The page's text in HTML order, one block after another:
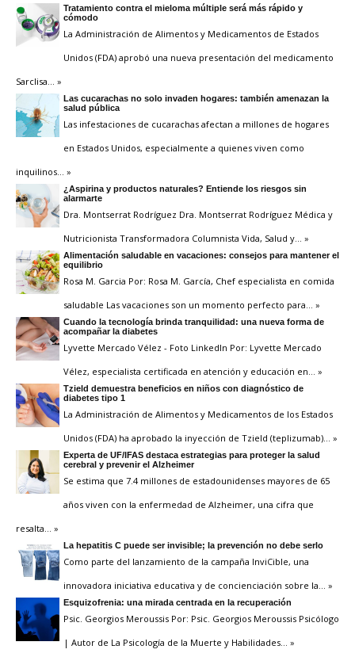
Tratamiento contra el mieloma múltiple será más rápido y
cómodo
La Administración de Alimentos y Medicamentos de Estados
Unidos (FDA) aprobó una nueva presentación del medicamento
Sarclisa … »
Las cucarachas no solo invaden hogares: también amenazan la
salud pública
Las infestaciones de cucarachas afectan a millones de hogares
en Estados Unidos, especialmente a quienes viven como
inquilinos … »
¿Aspirina y productos naturales? Entiende los riesgos sin
alarmarte
Dra. Montserrat Rodríguez Dra. Montserrat Rodríguez Médica y
Nutricionista Transformadora Columnista Vida, Salud y … »
Alimentación saludable en vacaciones: consejos para mantener el
equilibrio
Rosa M. Garcia Por: Rosa M. García, Chef especialista en comida
saludable Las vacaciones son un momento perfecto para … »
Cuando la tecnología brinda tranquilidad: una nueva forma de
acompañar la diabetes
Lyvette Mercado Vélez - Foto LinkedIn Por: Lyvette Mercado
Vélez, especialista certificada en atención y educación en … »
Tzield demuestra beneficios en niños con diagnóstico de
diabetes tipo 1
La Administración de Alimentos y Medicamentos de los Estados
Unidos (FDA) ha aprobado la inyección de Tzield (teplizumab) … »
Experta de UF/IFAS destaca estrategias para proteger la salud
cerebral y prevenir el Alzheimer
Se estima que 7.4 millones de estadounidenses mayores de 65
años viven con la enfermedad de Alzheimer, una cifra que
resalta … »
La hepatitis C puede ser invisible; la prevención no debe serlo
Como parte del lanzamiento de la campaña InviCible, una
innovadora iniciativa educativa y de concienciación sobre la … »
Esquizofrenia: una mirada centrada en la recuperación
Psic. Georgios Meroussis Por: Psic. Georgios Meroussis Psicólogo
| Autor de La Psicología de la Muerte y Habilidades … »